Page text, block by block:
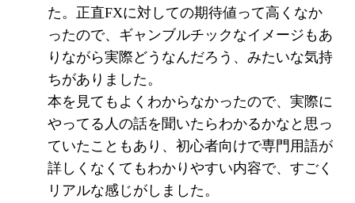
た。正直FXに対しての期待値って高くなか
ったので、ギャンブルチックなイメージもあ
りながら実際どうなんだろう、みたいな気持
ちがありました。
本を見てもよくわからなかったので、実際に
やってる人の話を聞いたらわかるかなと思っ
ていたこともあり、初心者向けで専門用語が
詳しくなくてもわかりやすい内容で、すごく
リアルな感じがしました。